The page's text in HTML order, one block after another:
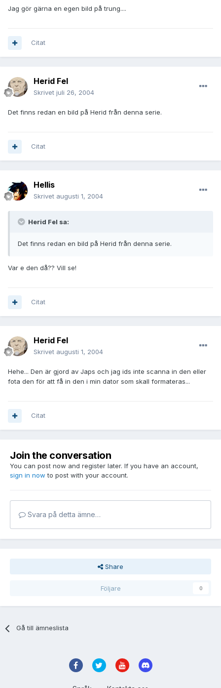
Jag gör gärna en egen bild på trung....
Citat
Herid Fel
Skrivet juli 26, 2004
Det finns redan en bild på Herid från denna serie.
Citat
Hellis
Skrivet augusti 1, 2004
Herid Fel sa:
Det finns redan en bild på Herid från denna serie.
Var e den då?? Vill se!
Citat
Herid Fel
Skrivet augusti 1, 2004
Hehe... Den är gjord av Japs och jag ids inte scanna in den eller
fota den för att få in den i min dator som skall formateras...
Citat
Join the conversation
You can post now and register later. If you have an account,
sign in now to post with your account.
Svara på detta ämne…
Share
Följare 0
Gå till ämneslista